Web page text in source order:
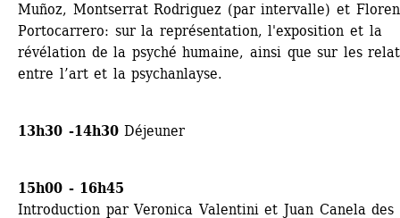
Muñoz, Montserrat Rodriguez (par intervalle) et
Portocarrero: sur la représentation, l'exposition et la
révélation de la psyché humaine, ainsi que sur les
entre l’art et la psychanlayse.
13h30 -14h30Déjeuner
15h00 - 16h45
Introduction par Veronica Valentini et Juan Canela des